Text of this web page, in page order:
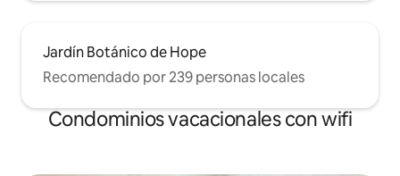
Jardín Botánico de Hope
Recomendado por 239 personas locales
Condominios vacacionales con wifi